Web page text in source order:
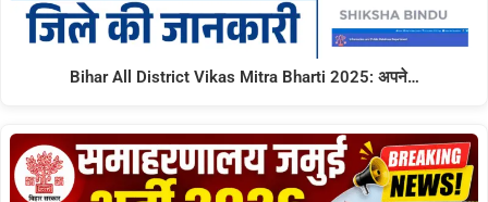
Bihar All District Vikas Mitra Bharti 2025: अपने…